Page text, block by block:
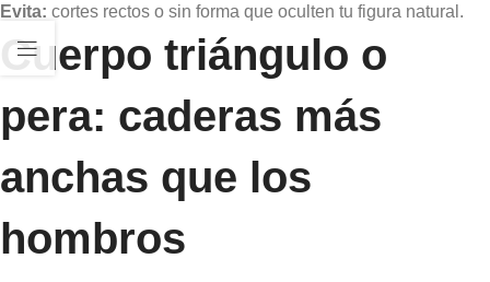
Evita: cortes rectos o sin forma que oculten tu figura natural.
Cuerpo triángulo o
pera: caderas más
anchas que los
hombros